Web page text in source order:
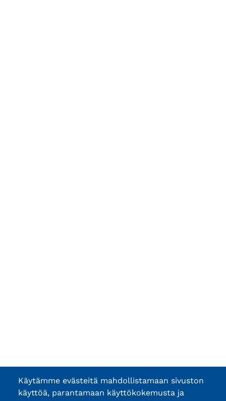
Käytämme evästeitä mahdollistamaan sivuston
käyttöä, parantamaan käyttökokemusta ja